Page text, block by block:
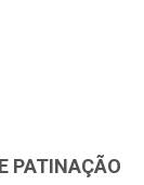
PATINAÇÃO